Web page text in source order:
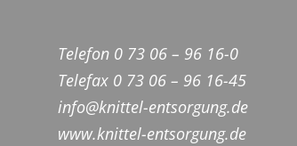
Telefon 0 73 06 – 96 16-0
Telefax 0 73 06 – 96 16-45
info@knittel-entsorgung.de
www.knittel-entsorgung.de